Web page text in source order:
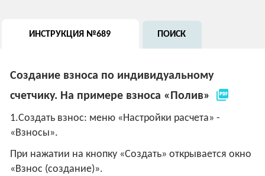
ИНСТРУКЦИЯ №689 ПОИСК
Создание взноса по индивидуальному
счетчику. На примере взноса «Полив»
picture_as_pdf
1.Создать взнос: меню «Настройки расчета» -
«Взносы».
При нажатии на кнопку «Создать» открывается окно
«Взнос (создание)».